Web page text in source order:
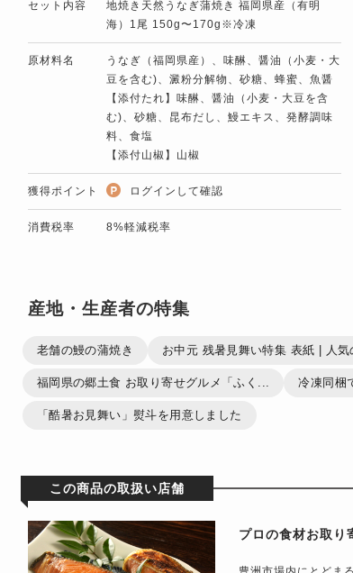
セット内容
地焼き天然うなぎ蒲焼き 福岡県産（有明
海）1尾 150g〜170g※冷凍
原材料名
うなぎ（福岡県産）、味醂、醤油（小麦・大
豆を含む)、澱粉分解物、砂糖、蜂蜜、魚醤
【添付たれ】味醂、醤油（小麦・大豆を含
む)、砂糖、昆布だし、鰻エキス、発酵調味
料、食塩
【添付山椒】山椒
獲得ポイント ログインして確認
消費税率 8%軽減税率
産地・生産者の特集
老舗の鰻の蒲焼き お中元 残暑見舞い特集 表紙 | 人気
福岡県の郷土食 お取り寄せグルメ「ふく... 冷凍同梱
「酷暑お見舞い」熨斗を用意しました
この商品の取扱い店舗
プロの食材お取り